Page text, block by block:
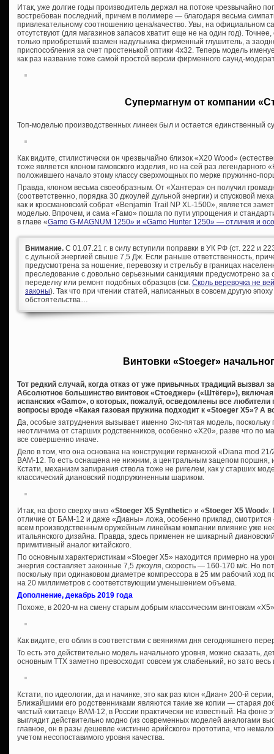
Итак, уже долгие годы производитель держал на потоке чрезвычайно
востребован последний, причем в полимере — благодаря весьма
привлекательному соотношению цена/качество. Увы, на официальном
отсутствуют (для магазинов запасов хватит еще не на один год).
только приобретший взамен надульника фирменный глушитель, а
приспособления за счет простенькой оптики 4х32. Теперь модель
как раз название тоже самой простой версии фирменного саунд-
Супермагнум от компании
Топ-моделью производственных линеек был и остается единственный
Как видите, стилистически он чрезвычайно близок «Х20 Wood»
тоже является клоном гамовского изделия, но на сей раз легендарного
положившего начало этому классу сверхмощных по мерке пружинно-
Правда, клоном весьма своеобразным. От «Хантера» он получил
(соответственно, порядка 30 джоулей дульной энергии) и спусковой
как и кросмановский собрат «Benjamin Trail NP XL-1500», является
моделью. Впрочем, и сама «Гамо» пошла по пути упрощения и
в главе «Gamo G-MAGNUM 1250» и «Gamo Hunter 1250» — отличия и
Внимание. С 01.07.21 г. в силу вступили поправки в УК РФ (ст. 222 и
с дульной энергией свыше 7,5 Дж. Если раньше ответственность,
предусмотрена за ношение, перевозку и стрельбу в границах
преследование с довольно серьезными санкциями предусмотрено за
переделку или ремонт подобных образцов (см. Сколь веревочка не
законы). Так что при чтении статей, написанных в совсем другую
обстоятельства…
Винтовки «Stoeger»
Тот редкий случай, когда отказ от уже привычных традиций вызвал
Абсолютное большинство винтовок «Стоеджер» («Штёгер»),
испанских «Gamo», о которых, пожалуй, осведомлены все любители
вопросы вроде «Какая газовая пружина подходит к «Stoeger Х5»? А
Да, особые затруднения вызывает именно Экс-пятая модель, поскольку
неотличима от старших родственников, особенно «Х20», разве что по
все совершенно иначе.
Дело в том, что она основана на конструкции германской «Diana mod 21/
BAM-12. То есть оснащена не нижним, а центральным зацепом поршня,
Кстати, механизм запирания ствола тоже не ригелем, как у старших
классический диановский подпружиненным шариком.
Итак, на фото сверху вниз «Stoeger X5 Synthetic» и «Stoeger X5 Wood«.
отличие от БАМ-12 и даже «Дианы» ложа, особенно приклад,
всем производственным оружейным линейкам компании влияние уже
итальянского дизайна. Правда, здесь применен не шикарный
примитивный аналог китайского.
По основным характеристикам «Stoeger X5» находится примерно на
энергия составляет законные 7,5 джоуля, скорость — 160-170 м/с. Но
поскольку при одинаковом диаметре компрессора в 25 мм рабочий
на 20 миллиметров с соответствующим уменьшением объема.
Дополнение, декабрь 2019 года
Похоже, в 2020-м на смену старым добрым классическим винтовкам
Как видите, его облик в соответствии с веяниями дня сегодняшнего
То есть это действительно модель начального уровня, можно сказать,
основным ТТХ заметно превосходит совсем уж слабенький, но зато весь
Кстати, по идеологии, да и начинке, это как раз клон «Диан» 200-й
Ближайшими его родственниками являются такие же копии — старая
чистый «китаец» BAM-12, в России практически не известный. На фоне
выглядит действительно модно (из современных моделей аналогами
главное, он в разы дешевле «истинно арийского» прототипа, что
учетом несопоставимого уровня качества.